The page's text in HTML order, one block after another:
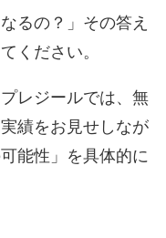
るの？」その答え
ください。
レジールでは、無
績をお見せしなが
能性」を具体的に